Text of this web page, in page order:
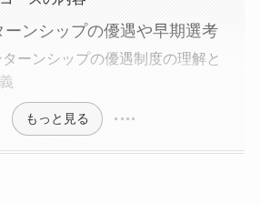
ーンシップの優遇や早期選考
ーンシップの優遇制度の理解と
もっと見る